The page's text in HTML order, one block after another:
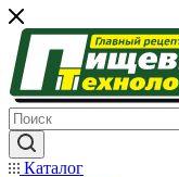
Каталог